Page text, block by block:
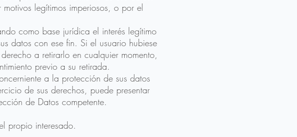
legítimos imperiosos, o por el
como base jurídica el interés legítimo
datos con ese fin. Si el usuario hubiese
a retirarlo en cualquier momento,
previo a su retirada.
a la protección de sus datos
de sus derechos, puede presentar
de Datos competente.
propio interesado.